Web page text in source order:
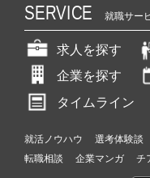
SERVICE 就職サー
求人を探す
企業を探す
タイムライン
就活ノウハウ 選考体験談
転職相談
企業マンガ チ